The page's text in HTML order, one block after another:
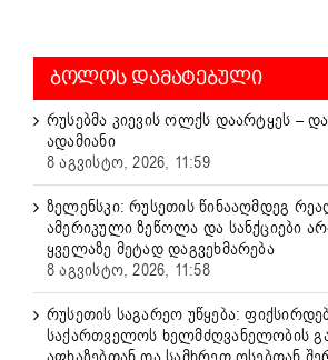
ᲑᲝᲚᲝᲡ ᲓᲐᲛᲐᲢᲔᲑᲣᲚᲘ
რუსებმა კიევის ოლქს დაარტყეს –
ადამიანი
8 აგვისტო, 2026, 11:59
ზელენსკი: რუსეთის წინააღმდეგ
ამერიკული ზეწოლა და სანქციები
ყველაზე მეტად დაგვეხმარება
8 აგვისტო, 2026, 11:58
რუსეთის საგარეო უწყება:
საქართველოს ხელმძღვანელობის